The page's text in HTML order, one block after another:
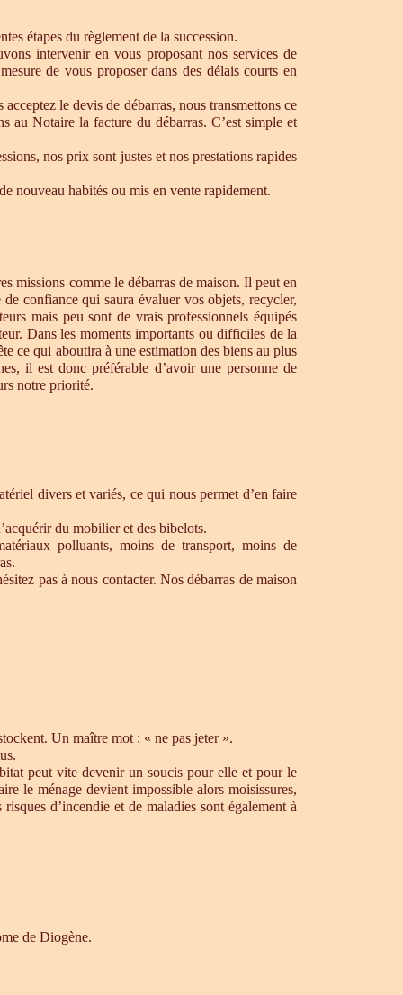
étapes du règlement de la succession.
intervenir en vous proposant nos services de
de vous proposer dans des délais courts en
le devis de débarras, nous transmettons ce
au Notaire la facture du débarras. C’est simple et
nos prix sont justes et nos prestations rapides
nouveau habités ou mis en vente rapidement.
missions comme le débarras de maison. Il peut en
confiance qui saura évaluer vos objets, recycler,
mais peu sont de vrais professionnels équipés
Dans les moments importants ou difficiles de la
ce qui aboutira à une estimation des biens au plus
il est donc préférable d’avoir une personne de
notre priorité.
divers et variés, ce qui nous permet d’en faire
du mobilier et des bibelots.
polluants, moins de transport, moins de
pas à nous contacter. Nos débarras de maison
Un maître mot : « ne pas jeter ».
peut vite devenir un soucis pour elle et pour le
le ménage devient impossible alors moisissures,
d’incendie et de maladies sont également à
de Diogène.